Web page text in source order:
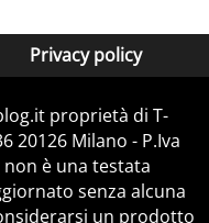
Privacy policy
proprietà di T-
20126 Milano - P.Iva
non è una testata
senza alcuna
un prodotto